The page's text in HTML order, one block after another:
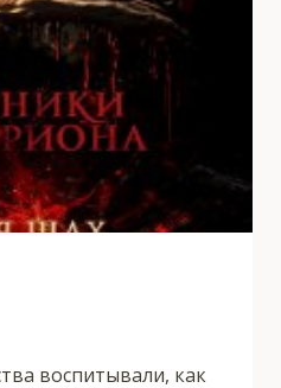
воспитывали, как